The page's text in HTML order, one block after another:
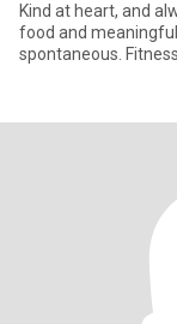
Kind at heart, and
food and
spontaneous.